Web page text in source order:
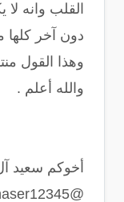
القلب وانه
دون آخر
وهذا القول
والله أعلم .
أخوكم سعيد
@saednaser12345